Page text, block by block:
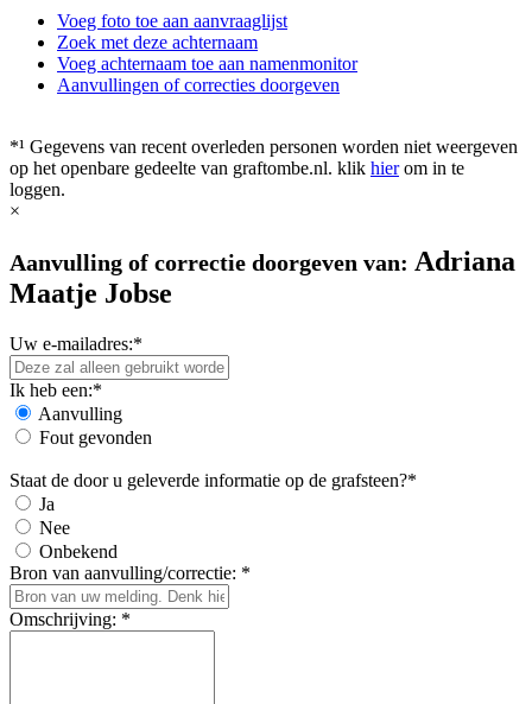
Voeg foto toe aan aanvraaglijst
Zoek met deze achternaam
Voeg achternaam toe aan namenmonitor
Aanvullingen of correcties doorgeven
*¹ Gegevens van recent overleden personen worden niet weergeven
op het openbare gedeelte van graftombe.nl. klik hierom in te
loggen.
×
Aanvulling of correctie doorgeven van: Adriana
Maatje Jobse
Uw e-mailadres:*
Ik heb een:*
Aanvulling
Fout gevonden
Staat de door u geleverde informatie op de grafsteen?*
Ja
Nee
Onbekend
Bron van aanvulling/correctie: *
Omschrijving: *